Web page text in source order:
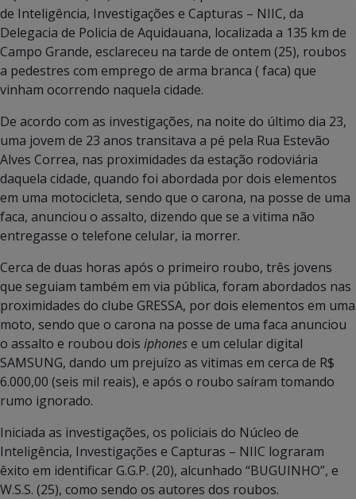
de Inteligência, Investigações e Capturas – NIIC, da
Delegacia de Policia de Aquidauana, localizada a 135 km de
Campo Grande, esclareceu na tarde de ontem (25), roubos
a pedestres com emprego de arma branca ( faca) que
vinham ocorrendo naquela cidade.
De acordo com as investigações, na noite do último dia 23,
uma jovem de 23 anos transitava a pé pela Rua Estevão
Alves Correa, nas proximidades da estação rodoviária
daquela cidade, quando foi abordada por dois elementos
em uma motocicleta, sendo que o carona, na posse de uma
faca, anunciou o assalto, dizendo que se a vitima não
entregasse o telefone celular, ia morrer.
Cerca de duas horas após o primeiro roubo, três jovens
que seguiam também em via pública, foram abordados nas
proximidades do clube GRESSA, por dois elementos em uma
moto, sendo que o carona na posse de uma faca anunciou
o assalto e roubou dois iphonese um celular digital
SAMSUNG, dando um prejuízo as vitimas em cerca de R$
6.000,00 (seis mil reais), e após o roubo saíram tomando
rumo ignorado.
Iniciada as investigações, os policiais do Núcleo de
Inteligência, Investigações e Capturas – NIIC lograram
êxito em identificar G.G.P. (20), alcunhado “BUGUINHO”, e
W.S.S. (25), como sendo os autores dos roubos.